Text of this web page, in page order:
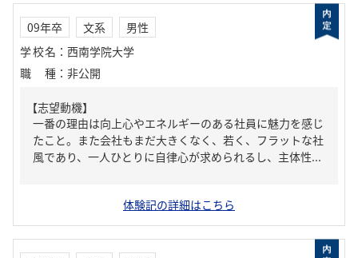
09年卒 文系
男性
学校名 ： 西南学院大学
職種 ： 非公開
【志望動機】
一番の理由は向上心やエネルギーのある社員に魅力を感じ
たこと。また会社もまだ大きくなく、若く、フラットな社
風であり、一人ひとりに自律心が求められるし、主体性...
体験記の詳細はこちら